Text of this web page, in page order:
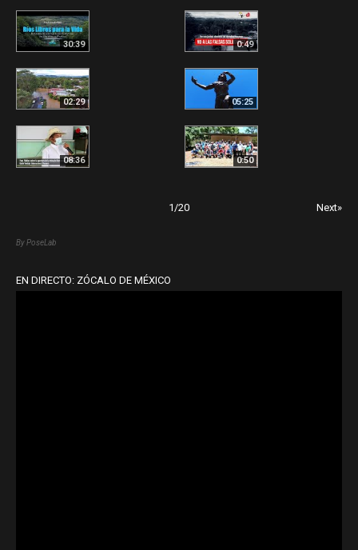
30:39 0:49
02:29 05:25
08:36 0:50
1 /20 Next»
By PoseLab
EN DIRECTO: ZÓCALO DE MÉXICO